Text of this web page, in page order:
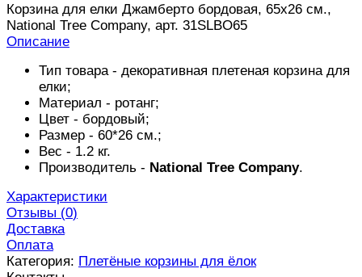
Корзина для елки Джамберто бордовая, 65х26 см.,
National Tree Company, арт. 31SLBO65
Описание
Тип товара - декоративная плетеная корзина для
елки;
Материал - ротанг;
Цвет - бордовый;
Размер - 60*26 см.;
Вес - 1.2 кг.
Производитель - National Tree Company.
Характеристики
Отзывы (0)
Доставка
Оплата
Категория: Плетёные корзины для ёлок